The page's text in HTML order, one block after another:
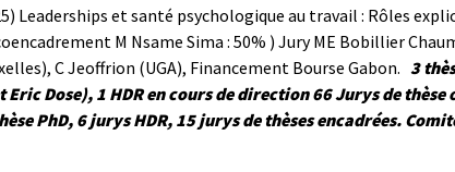
Leaderships et santé psychologique au travail : Rôles
M Nsame Sima : 50% ) Jury ME Bobillier
C Jeoffrion (UGA), Financement Bourse Gabon. 3
Eric Dose), 1 HDR en cours de direction 66 Jurys de thèse
PhD, 6jurys HDR, 15 jurys de thèses encadrées.